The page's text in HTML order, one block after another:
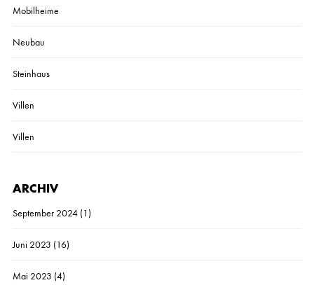
Mobilheime
Neubau
Steinhaus
Villen
Villen
ARCHIV
September 2024(1)
Juni 2023 (16)
Mai 2023 (4)